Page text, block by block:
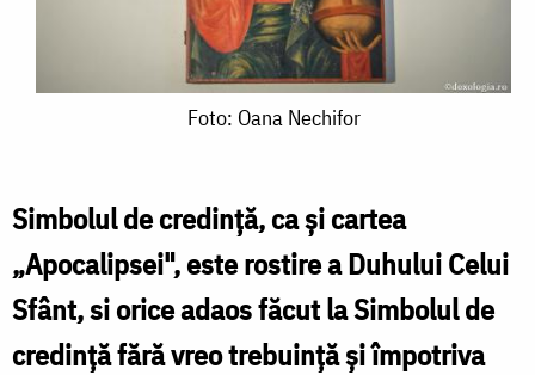
Foto: Oana Nechifor
Simbolul de credinţă, ca şi cartea
„Apocalipsei", este rostire a Duhului Celui
Sfânt, si orice adaos făcut la Simbolul de
credinţă fără vreo trebuință și împotriva